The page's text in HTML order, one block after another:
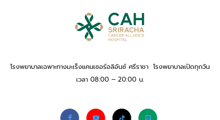
โรงพยาบาลเฉพาะทางมะเร็งแคนเซอร์อลิอันซ์ ศรีราชา โรงพยาบาลเปิดทุกวัน
เวลา 08:00 – 20:00 น.